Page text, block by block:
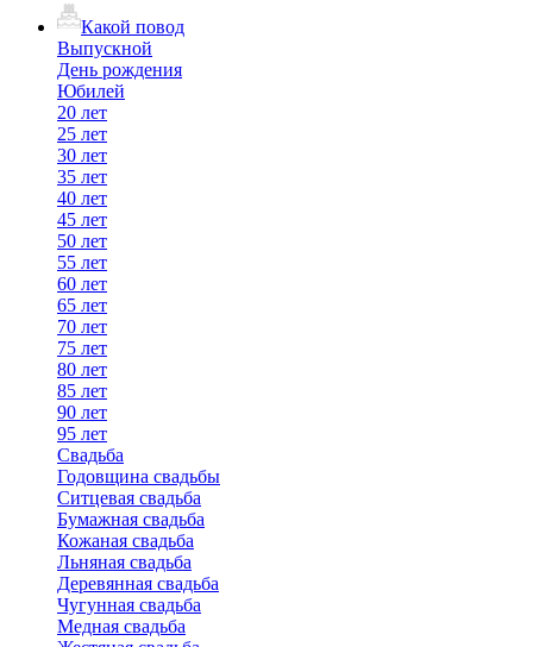
Какой повод
Выпускной
День рождения
Юбилей
20 лет
25 лет
30 лет
35 лет
40 лет
45 лет
50 лет
55 лет
60 лет
65 лет
70 лет
75 лет
80 лет
85 лет
90 лет
95 лет
Свадьба
Годовщина свадьбы
Ситцевая свадьба
Бумажная свадьба
Кожаная свадьба
Льняная свадьба
Деревянная свадьба
Чугунная свадьба
Медная свадьба